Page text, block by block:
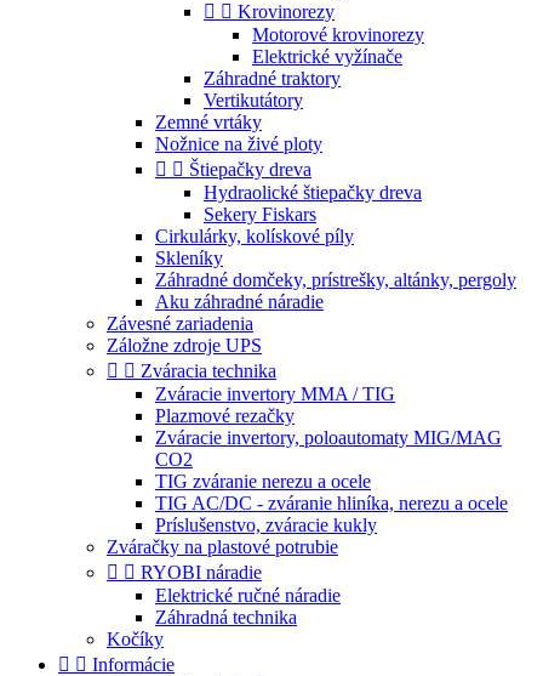
  Krovinorezy
Motorové krovinorezy
Elektrické vyžínače
Záhradné traktory
Vertikutátory
Zemné vrtáky
Nožnice na živé ploty
  Štiepačky dreva
Hydraolické štiepačky dreva
Sekery Fiskars
Cirkulárky, kolískové píly
Skleníky
Záhradné domčeky, prístrešky, altánky, pergoly
Aku záhradné náradie
Závesné zariadenia
Záložne zdroje UPS
  Zváracia technika
Zváracie invertory MMA / TIG
Plazmové rezačky
Zváracie invertory, poloautomaty MIG/MAG
CO2
TIG zváranie nerezu a ocele
TIG AC/DC - zváranie hliníka, nerezu a ocele
Príslušenstvo, zváracie kukly
Zváračky na plastové potrubie
  RYOBI náradie
Elektrické ručné náradie
Záhradná technika
Kočíky
  Informácie